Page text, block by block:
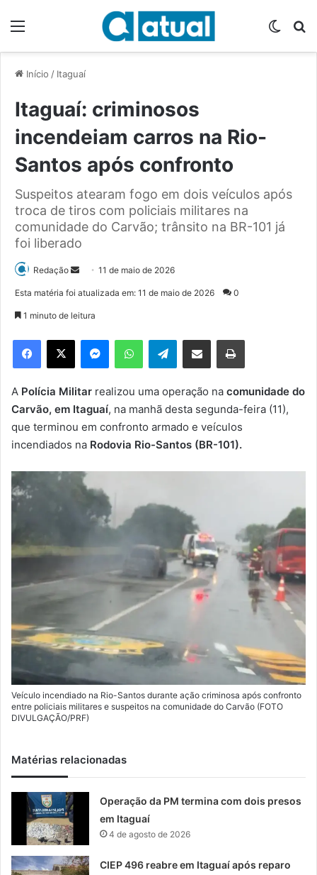
Início / Itaguaí
Itaguaí: criminosos
incendeiam carros na Rio-
Santos após confronto
Suspeitos atearam fogo em dois veículos após
troca de tiros com policiais militares na
comunidade do Carvão; trânsito na BR-101 já
foi liberado
Redação
d
e
m
e
-
m
a
l
11 de maio de 2026
Esta matéria foi atualizada em: 11 de maio de 2026 0
1 minuto de leitura
Telegram
A Polícia Militar realizou uma operação na comunidade do
Carvão, em Itaguaí, na manhã desta segunda-feira (11),
que terminou em confronto armado e veículos
incendiados na Rodovia Rio-Santos (BR-101).
Veículo incendiado na Rio-Santos durante ação criminosa após confronto
entre policiais militares e suspeitos na comunidade do Carvão (FOTO
DIVULGAÇÃO/PRF)
Matérias relacionadas
Operação da PM termina com dois presos
em Itaguaí
4 de agosto de 2026
CIEP 496 reabre em Itaguaí após reparo